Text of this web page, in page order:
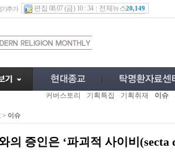
기추가 편집 08.07 (금) 10 : 34 전체뉴스20,149
커버스토리 기획특집 기획취재 이슈
> 이슈
의 증인은 ‘파괴적 사이비(secta